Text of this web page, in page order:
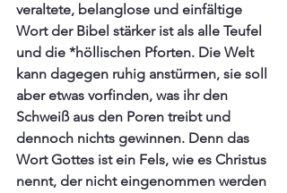
veraltete, belanglose und einfältige
Wort der Bibel stärker ist als alle Teufel
und die *höllischen Pforten. Die Welt
kann dagegen ruhig anstürmen, sie soll
aber etwas vorfinden, was ihr den
Schweiß aus den Poren treibt und
dennoch nichts gewinnen. Denn das
Wort Gottes ist ein Fels, wie es Christus
nennt, der nicht eingenommen werden